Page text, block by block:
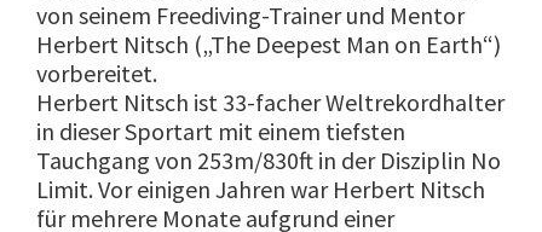
von seinem Freediving-Trainer und Mentor
Herbert Nitsch („The Deepest Man on Earth“)
vorbereitet.
Herbert Nitsch ist 33-facher Weltrekordhalter
in dieser Sportart mit einem tiefsten
Tauchgang von 253m/830ft in der Disziplin No
Limit. Vor einigen Jahren war Herbert Nitsch
für mehrere Monate aufgrund einer